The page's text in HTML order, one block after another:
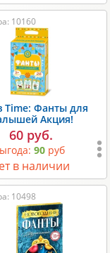
10160
Time: Фанты для
Акция!
60 руб.
90руб
в наличии
10498